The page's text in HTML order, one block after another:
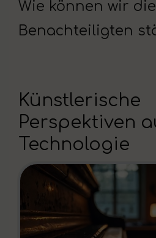
Wie können wir
Benachteiligten
Künstlerische
Perspektiven
Technologie